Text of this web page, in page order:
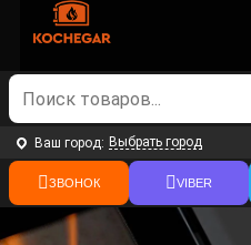
Ваш город: Выбрать город
ЗВОНОК VIBER